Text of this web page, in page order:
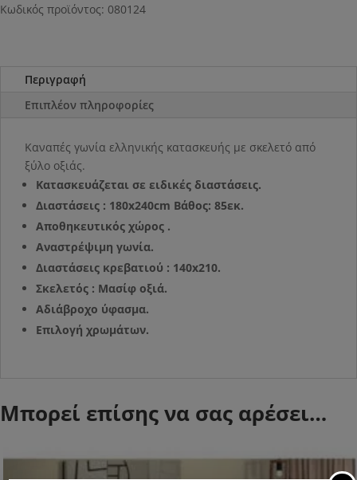
Κωδικός προϊόντος: 080124
Περιγραφή
Επιπλέον πληροφορίες
Καναπές γωνία ελληνικής κατασκευής με σκελετό από
ξύλο οξιάς.
Κατασκευάζεται σε ειδικές διαστάσεις.
Διαστάσεις : 180x240cm Βάθος: 85εκ.
Αποθηκευτικός χώρος .
Αναστρέψιμη γωνία.
Διαστάσεις κρεβατιού : 140x210.
Σκελετός : Μασίφ οξιά.
Αδιάβροχο ύφασμα.
Επιλογή χρωμάτων.
Μπορεί επίσης να σας αρέσει…